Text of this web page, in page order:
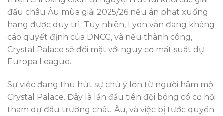
đấu châu Âu mùa giải 2025/26 nếu án phạt xuống
hạng được duy trì. Tuy nhiên, Lyon vẫn đang kháng
cáo quyết định của DNCG, và nếu thành công,
Crystal Palace sẽ đối mặt với nguy cơ mất suất dự
Europa League.
Sự việc đang thu hút sự chú ý lớn từ người hâm mộ
Crystal Palace. Đây là lần đầu tiên đội bóng có cơ hội
tham dự đấu trường châu Âu, và việc bị tước quyền